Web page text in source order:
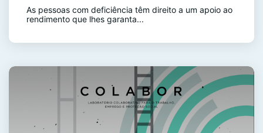
As pessoas com deficiência têm direito a um apoio ao
rendimento que lhes garanta...